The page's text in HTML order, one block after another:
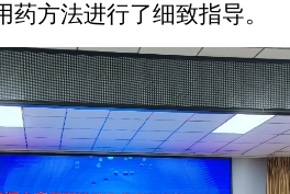
方法进行了细致指导。